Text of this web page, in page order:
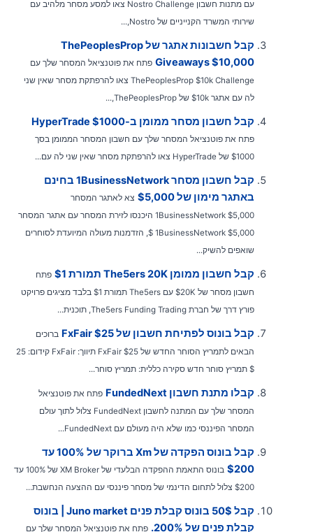
עם מתנות חשבון Nostro Challenge צאו למסע מסחר מלהיב עם
שירותי המשרד הקנייניים של Nostro,...
קבל חשבונות אתגר של ThePeoplesProp
Giveaways $10,000 פתח את פוטנציאל המסחר שלך עם
ThePeoplesProp $10k Challenge צאו להרפתקת מסחר שאין שני
לה עם אתגר 10k$ של ThePeoplesProp,...
קבל חשבון מסחר ממומן ב-HyperTrade $1000
פתח את פוטנציאל המסחר שלך עם חשבון המסחר הממומן בסך
$1000 של HyperTrade צאו להרפתקת מסחר שאין שני לה עם...
קבל חשבון מסחר 1BusinessNetwork בחינם
באתגר מימון של $5,000
צא לאתגר המסחר
1BusinessNetwork $5,000 היכנסו לזירת המסחר עם אתגר המסחר
1BusinessNetwork $5,000 $, הזדמנות מעולה המיועדת לסוחרים
שואפים להשיק...
קבל חשבון ממומן The5ers 20K תמורת $1
פתח
חשבון מסחר של $20K עם The5ers תמורת $1 בלבד מציגים פרויקט
פורץ דרך של חברת The5ers Funding Trading, תוכנית...
קבל בונוס לפתיחת חשבון של FxFair $25
ברוכים
הבאים לתמריץ הסוחר החדש של FxFair $25 תיווך: FxFair קידום: 25
$ תמריץ סוחר חדש סקירה כללית: תמריץ סוחר...
קבלו מתנת חשבון FundedNext
פתח את פוטנציאל
המסחר שלך עם המתנה לחשבון FundedNext צלול לתוך עולם
המסחר הפיננסי כמו שלא היה מעולם עם FundedNext...
קבל בונוס הפקדה של Xm ברוקר של 100% עד
$200
בונוס התאמת ההפקדה הבלעדי של XM Broker של 100% עד
$200 צלול לתחום הדינמי של מסחר פיננסי עם ההצעה הנחשבת...
קבל 50$ בונוס קבלת פנים Juno market | בונוס
קבלת פנים של 200%.
פתח את פוטנציאל המסחר שלך עם